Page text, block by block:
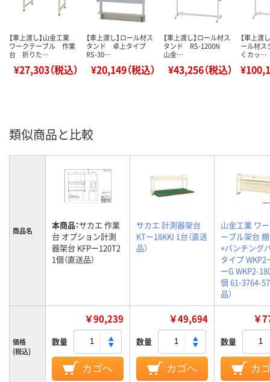
【車上渡し】山金工業
ワークテーブル 作業
台 折りた…
¥27,303（税込）
【車上渡し】ロール材ス
タンド 卓上タイプ
RS-30…
¥20,149（税込）
【車上渡し】ロール材ス
タンド RS-1200N
山金…
¥43,256（税込）
【車上渡
ール材ス
くカッ…
類似商品と比較
商品名 本商品：サカエ 作業
台 オプション計測
器架台 KFPー120T2
1個（直送品）
サカエ 計測器架台
KTー18KKI 1台（直送
品）
山金工業 ワ
ーブル架台
+パンチング
タイプ WKP2
ーG WKP2-
個 61-3764-57
品）
価格
(税込)
￥90,239
数量
カゴへ
￥49,694
数量
カゴへ
￥
数量
カ